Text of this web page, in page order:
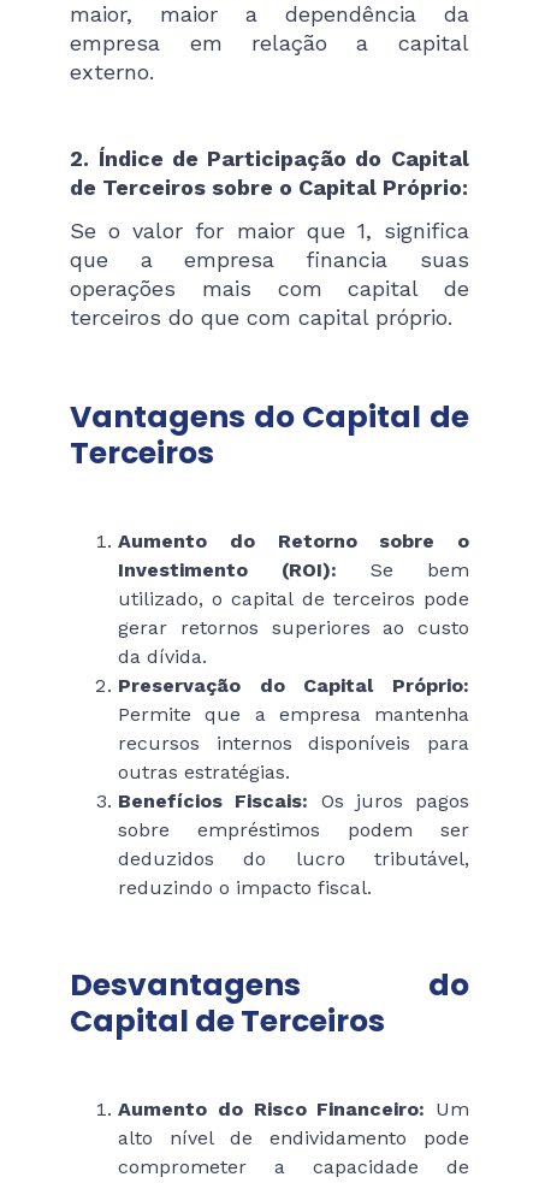
maior, maior a dependência da
empresa em relação a capital
externo.
2. Índice de Participação do Capital
de Terceiros sobre o Capital Próprio:
Se o valor for maior que 1, significa
que a empresa financia suas
operações mais com capital de
terceiros do que com capital próprio.
Vantagens do Capital de
Terceiros
Aumento do Retorno sobre o
Investimento (ROI): Se bem
utilizado, o capital de terceiros pode
gerar retornos superiores ao custo
da dívida.
Preservação do Capital Próprio:
Permite que a empresa mantenha
recursos internos disponíveis para
outras estratégias.
Benefícios Fiscais: Os juros pagos
sobre empréstimos podem ser
deduzidos do lucro tributável,
reduzindo o impacto fiscal.
Desvantagens do
Capital de Terceiros
Aumento do Risco Financeiro: Um
alto nível de endividamento pode
comprometer a capacidade de